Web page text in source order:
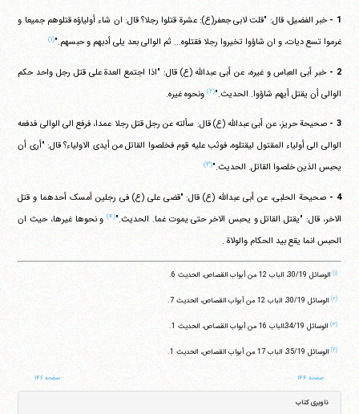
1 -
خبر الفضیل، قال: "قلت لابی جعفر(ع): عشرة قتلوا رجلا؟ قال: ان شاء أولیاؤه قتلوهم جمیعا و
غرموا تسع دیات، و ان شاؤوا تخیروا رجلا فقتلوه... ثم الوالی بعد یلی أدبهم و حبسهم."(۱)
2 -
خبر أبی العباس و غیره، عن أبی عبدالله (ع) قال: "اذا اجتمع العدة علی قتل رجل واحد حکم
الوالی أن یقتل أیهم شاؤوا. الحدیث."(۲) ونحوه غیره.
3 -
صحیحة حریز، عن أبی عبدالله (ع) قال: سألته عن رجل قتل رجلا عمدا، فرفع الی الوالی فدفعه
الوالی الی أولیاء المقتول لیقتلوه، فوثب علیه قوم فخلصوا القاتل من أیدی الاولیاء؟ قال: "أری أن
یحبس الذین خلصوا القاتل. الحدیث."(۳)
4 -
صحیحة الحلبی، عن أبی عبدالله (ع) قال: "قضی علی (ع) فی رجلین أمسک أحدهما و قتل
الاخر، قال: "یقتل القاتل و یحبس الاخر حتی یموت غما. الحدیث."(۴)
و نحوها غیرها، حیث ان
الحبس انما یقع بید الحکام والولاة .
(۱) الوسائل ‏30/19، الباب 12 من أبواب القصاص، الحدیث 6.
(۲) الوسائل ‏30/19، الباب 12 من أبواب القصاص، الحدیث 7.
(۳) الوسائل ‏34/19،الباب 16 من أبواب القصاص، الحدیث 1.
(۴) الوسائل ‏35/19، الباب 17 من أبواب القصاص، الحدیث 1.
صفحه ۱۴۴ صفحه ۱۴۶
ناوبری کتاب